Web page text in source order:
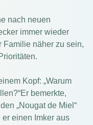
nach neuen
immer wieder
Familie näher zu sein,
Kopf: „Warum
Er bemerkte,
„Nougat de Miel“
einen Imker aus